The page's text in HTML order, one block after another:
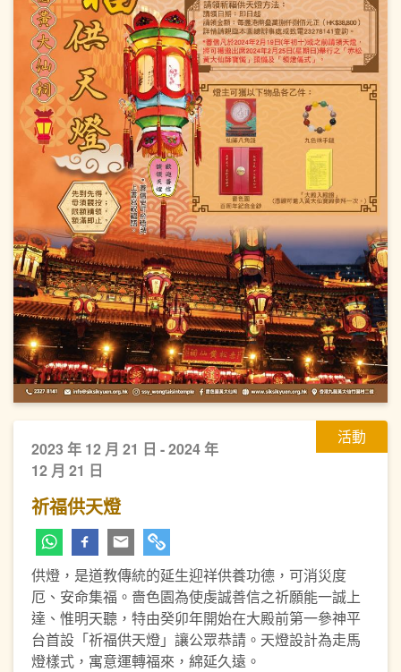
活動
2023 年 12 月 21 日 - 2024 年
12 月 21 日
祈福供天燈
供燈，是道教傳統的延生迎祥供養功德，可消災度
厄、安命集福。嗇色園為使虔誠善信之祈願能一誠上
達、惟明天聽，特由癸卯年開始在大殿前第一參神平
台首設「祈福供天燈」讓公眾恭請。天燈設計為走馬
燈樣式，寓意運轉福來，綿延久遠。